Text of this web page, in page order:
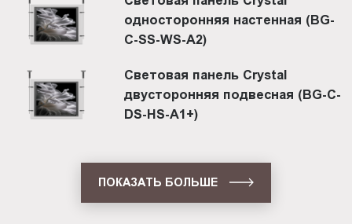
односторонняя настенная (BG-
C-SS-WS-A2)
Световая панель Crystal
двусторонняя подвесная (BG-C-
DS-HS-A1+)
ПОКАЗАТЬ БОЛЬШЕ